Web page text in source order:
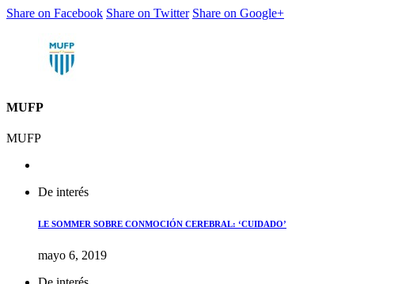
Share on Facebook Share on Twitter Share on Google+
MUFP
MUFP
De interés
LE SOMMER SOBRE CONMOCIÓN CEREBRAL: ‘CUIDADO’
mayo 6, 2019